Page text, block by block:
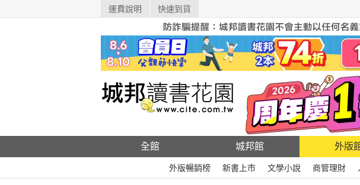
運費說明 快速到貨
全館 城邦館 外版
外版暢銷榜 新書上市 文學小說 商管理財